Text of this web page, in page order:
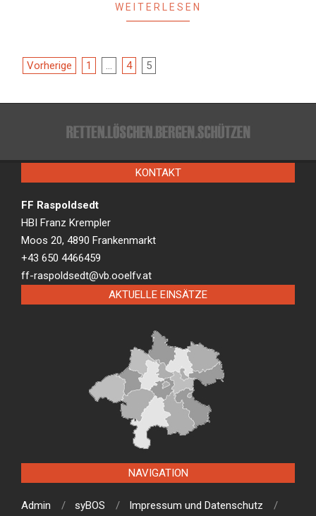
WEITERLESEN
Beitragsnavigation
Vorherige 1 … 4 5
KONTAKT
FF Raspoldsedt
HBI Franz Krempler
Moos 20, 4890 Frankenmarkt
+43 650 4466459
ff-raspoldsedt@vb.ooelfv.at
AKTUELLE EINSÄTZE
NAVIGATION
Admin syBOS Impressum und Datenschutz